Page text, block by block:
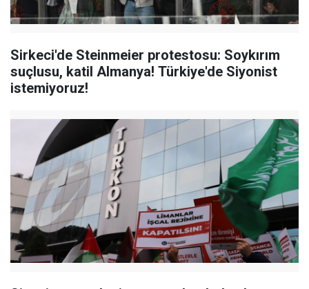
Sirkeci'de Steinmeier protestosu: Soykırım
suçlusu, katil Almanya! Türkiye'de Siyonist
istemiyoruz!